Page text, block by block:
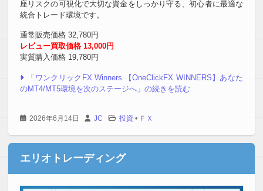
座リスクの可視化で大切な資金をしっかり守る、初心者に最適な
統合トレード環境です。
通常販売価格 32,780円
レビュー買取価格 13,000円
実質購入価格 19,780円
「ワンクリックFX Winners 【OneClickFX WINNERS】あなた
のMT4/MT5環境を次のステージへ」の続きを読む
2026年6月14日 JC 投資 • ＦＸ
エリオトレーディング